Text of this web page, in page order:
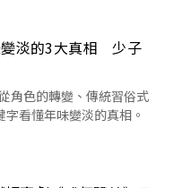
變淡的3大真相 少子
角色的轉變、傳統習俗式
看懂年味變淡的真相。